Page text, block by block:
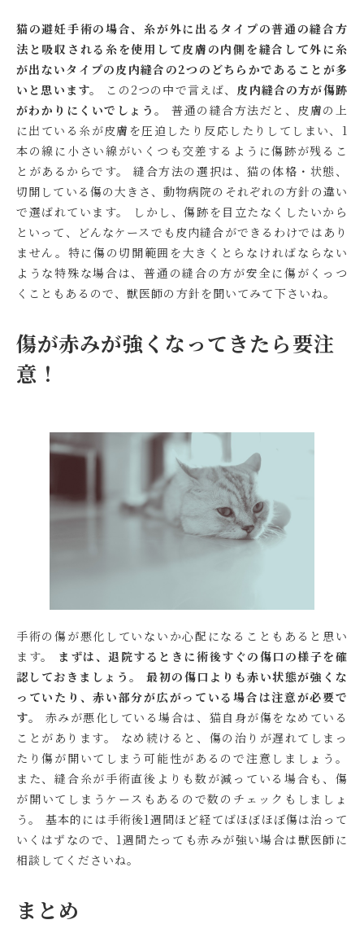
猫の避妊手術の場合、糸が外に出るタイプの普通の縫合方
法と吸収される糸を使用して皮膚の内側を縫合して外に糸
が出ないタイプの皮内縫合の2つのどちらかであることが多
いと思います。
この2つの中で言えば、 皮内縫合の方が傷跡
がわかりにくいでしょう。
普通の縫合方法だと、皮膚の上
に出ている糸が皮膚を圧迫したり反応したりしてしまい、1
本の線に小さい線がいくつも交差するように傷跡が残るこ
とがあるからです。 縫合方法の選択は、猫の体格・状態、
切開している傷の大きさ、動物病院のそれぞれの方針の違い
で選ばれています。 しかし、傷跡を目立たなくしたいから
といって、どんなケースでも皮内縫合ができるわけではあり
ません。特に傷の切開範囲を大きくとらなければならない
ような特殊な場合は、普通の縫合の方が安全に傷がくっつ
くこともあるので、獣医師の方針を聞いてみて下さいね。
傷が赤みが強くなってきたら要注
意！
手術の傷が悪化していないか心配になることもあると思い
ます。 まずは、退院するときに術後すぐの傷口の様子を確
認しておきましょう。
最初の傷口よりも赤い状態が強くな
っていたり、赤い部分が広がっている場合は注意が必要で
す。
赤みが悪化している場合は、猫自身が傷をなめている
ことがあります。 なめ続けると、傷の治りが遅れてしまっ
たり傷が開いてしまう可能性があるので注意しましょう。
また、縫合糸が手術直後よりも数が減っている場合も、傷
が開いてしまうケースもあるので数のチェックもしましょ
う。 基本的には手術後1週間ほど経てばほぼほぼ傷は治って
いくはずなので、1週間たっても赤みが強い場合は獣医師に
相談してくださいね。
まとめ